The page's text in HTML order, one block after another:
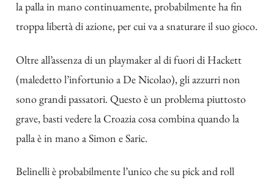
la palla in mano continuamente, probabilmente ha fin
troppa libertà di azione, per cui va a snaturare il suo gioco.
Oltre all’assenza di un playmaker al di fuori di Hackett
(maledetto l’infortunio a De Nicolao), gli azzurri non
sono grandi passatori. Questo è un problema piuttosto
grave, basti vedere la Croazia cosa combina quando la
palla è in mano a Simon e Saric.
Belinelli è probabilmente l’unico che su pick and roll